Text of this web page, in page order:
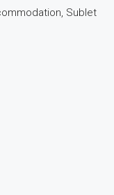
Sublet